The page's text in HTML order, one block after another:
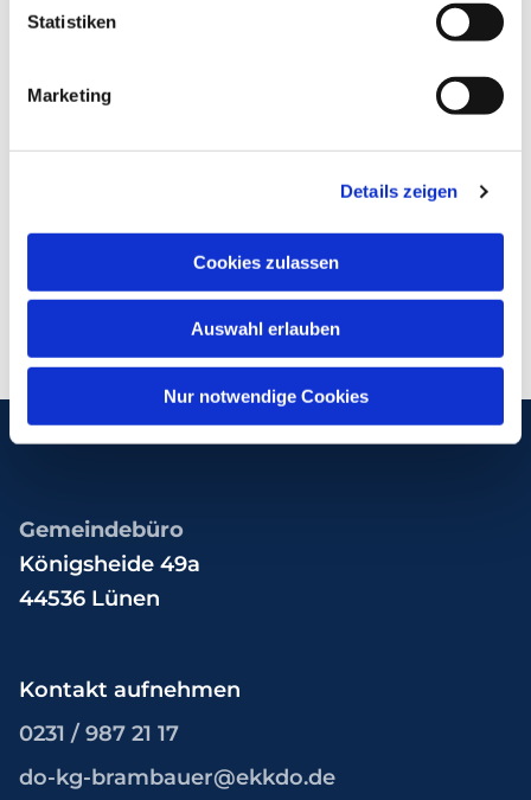
Statistiken
Marketing
Details zeigen
Cookies zulassen
Auswahl erlauben
Nur notwendige Cookies
Gemeindebüro
Königsheide 49a
44536 Lünen
Kontakt aufnehmen
0231 / 987 21 17
do-kg-brambauer@ekkdo.de